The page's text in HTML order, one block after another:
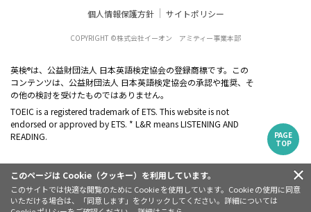
このページは Cookie（クッキー）を利用しています。
このサイトでは快適な閲覧のために Cookie を使用しています。Cookie の使用に同意
いただける場合は、「同意します」をクリックしてください。詳細については
PAGE
TOP
個人情報保護方針
サイトポリシー
COPYRIGHT ©株式会社イーオン アミティー事業本部
英検®は、公益財団法人 日本英語検定協会の登録商標です。この
コンテンツは、公益財団法人 日本英語検定協会の承認や推奨、そ
の他の検討を受けたものではありません。
TOEIC is a registered trademark of ETS. This website is not
endorsed or approved by ETS. * L&R means LISTENING AND
READING.